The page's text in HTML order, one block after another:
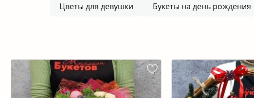
Цветы для девушки Букеты на день рождения